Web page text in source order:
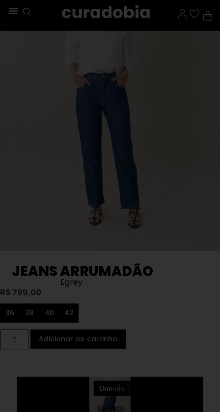
JEANS ARRUMADÃO
Egrey
R$ 799,00
36 38 40 42
Adicionar ao carrinho